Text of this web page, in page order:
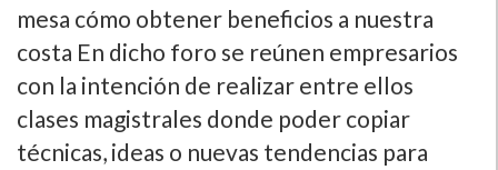
mesa cómo obtener beneficios a nuestra
costa En dicho foro se reúnen empresarios
con la intención de realizar entre ellos
clases magistrales donde poder copiar
técnicas, ideas o nuevas tendencias para